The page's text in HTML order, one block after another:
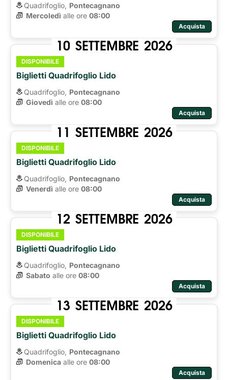
Quadrifoglio, Pontecagnano
Mercoledì alle ore 08:00
Acquista
10 SETTEMBRE 2026
DISPONIBILE
Biglietti Quadrifoglio Lido
Quadrifoglio, Pontecagnano
Giovedì alle ore 08:00
Acquista
11 SETTEMBRE 2026
DISPONIBILE
Biglietti Quadrifoglio Lido
Quadrifoglio, Pontecagnano
Venerdì alle ore 08:00
Acquista
12 SETTEMBRE 2026
DISPONIBILE
Biglietti Quadrifoglio Lido
Quadrifoglio, Pontecagnano
Sabato alle ore 08:00
Acquista
13 SETTEMBRE 2026
DISPONIBILE
Biglietti Quadrifoglio Lido
Quadrifoglio, Pontecagnano
Domenica alle ore 08:00
Acquista